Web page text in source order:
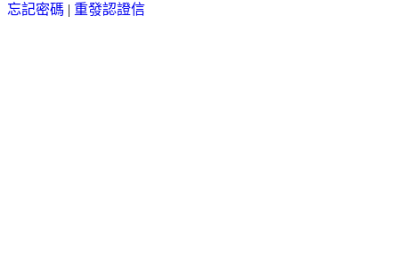
忘記密碼 | 重發認證信